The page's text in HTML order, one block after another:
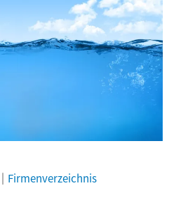
Firmenverzeichnis